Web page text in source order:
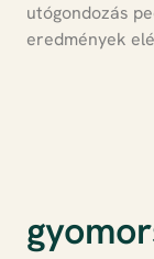
utógondozás
eredmények